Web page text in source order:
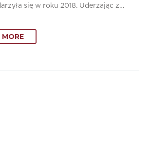
się w roku 2018. Uderzając z…
MORE